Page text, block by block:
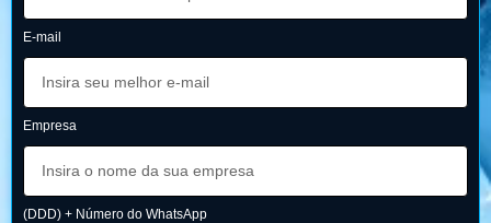
E-mail
Empresa
(DDD) + Número do WhatsApp